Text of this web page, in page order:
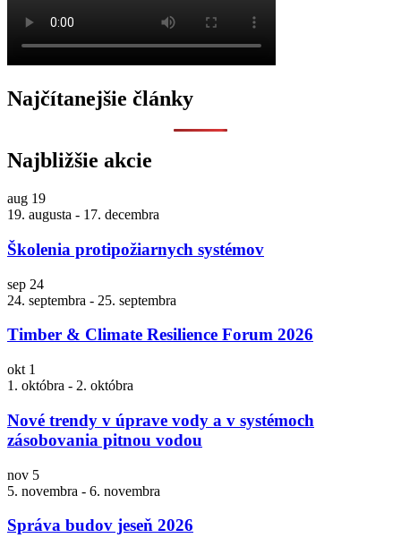
Najčítanejšie články
Najbližšie akcie
aug 19
19. augusta - 17. decembra
Školenia protipožiarnych systémov
sep 24
24. septembra - 25. septembra
Timber & Climate Resilience Forum 2026
okt 1
1. októbra - 2. októbra
Nové trendy v úprave vody a v systémoch
zásobovania pitnou vodou
nov 5
5. novembra - 6. novembra
Správa budov jeseň 2026